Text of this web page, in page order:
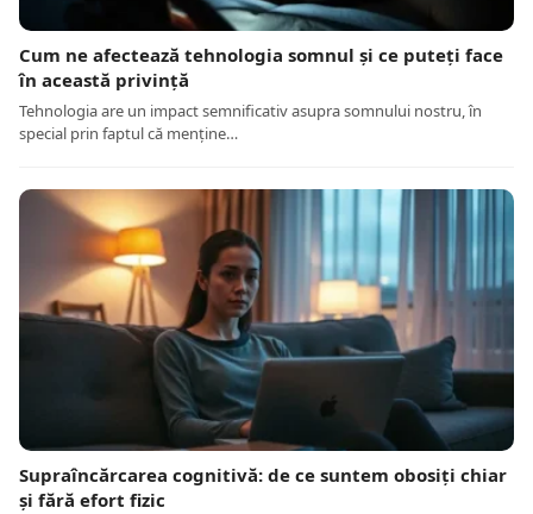
Cum ne afectează tehnologia somnul și ce puteți face
în această privință
Tehnologia are un impact semnificativ asupra somnului nostru, în
special prin faptul că menține…
Supraîncărcarea cognitivă: de ce suntem obosiți chiar
și fără efort fizic